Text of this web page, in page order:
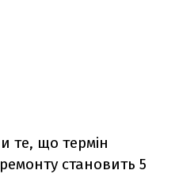
те, що термін
становить 5